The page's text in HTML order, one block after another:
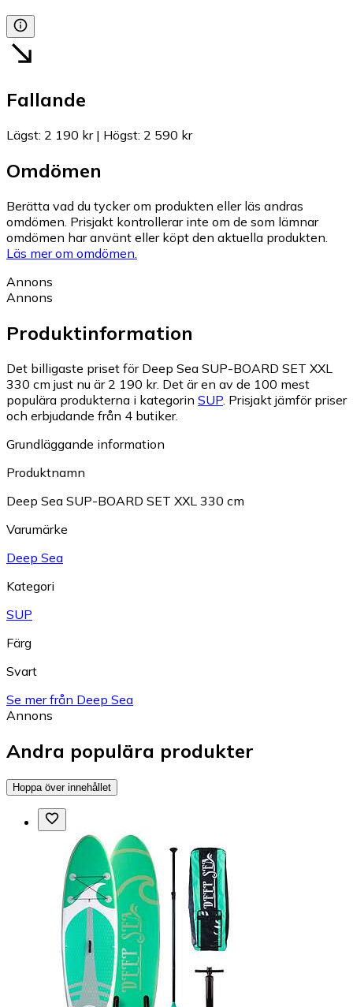
Fallande
Lägst: 2 190 kr| Högst: 2 590 kr
Omdömen
Berätta vad du tycker om produkten eller läs andras
omdömen. Prisjakt kontrollerar inte om de som lämnar
omdömen har använt eller köpt den aktuella produkten.
Läs mer om omdömen.
Annons
Annons
Produktinformation
Det billigaste priset för Deep Sea SUP-BOARD SET XXL
330 cm just nu är 2 190 kr. Det är en av de 100 mest
populära produkterna i kategorin SUP. Prisjakt jämför priser
och erbjudande från 4 butiker.
Grundläggande information
Produktnamn
Deep Sea SUP-BOARD SET XXL 330 cm
Varumärke
Deep Sea
Kategori
SUP
Färg
Svart
Se mer från Deep Sea
Annons
Andra populära produkter
Hoppa över innehållet